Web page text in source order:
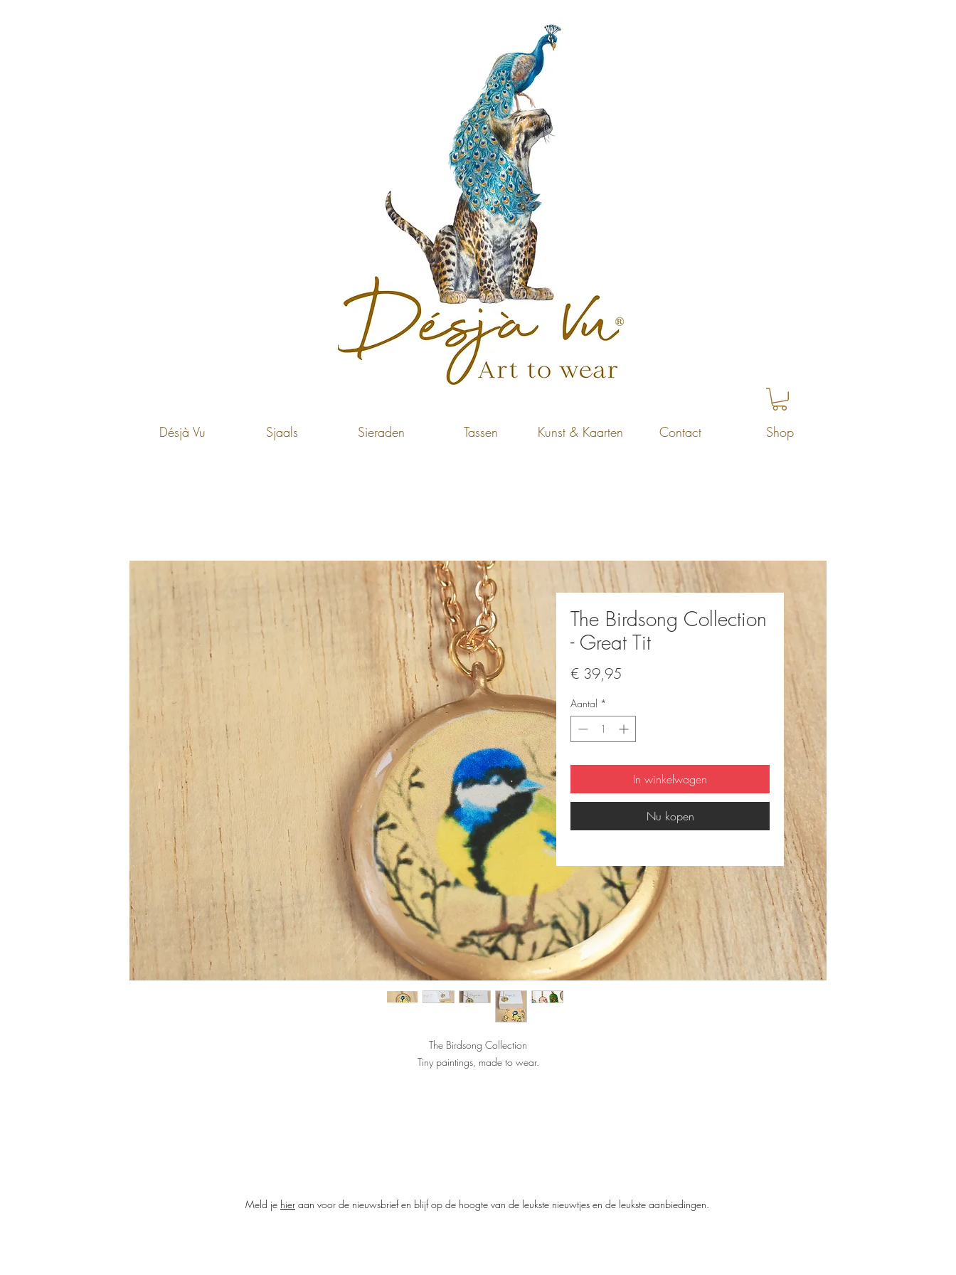
Désjà Vu Sjaals Sieraden Tassen Kunst & Kaarten Contact Shop
The Birdsong Collection
- Great Tit
€ 39,95
Aantal *
In winkelwagen
Nu kopen
The Birdsong Collection
Tiny paintings, made to wear.
Elke ketting is gemaakt van stainless steel en afgewerkt met een bijzondere
keramieken hanger. De hangers worden met de hand gemaakt, waardoor ieder
Meld je hier aan voor de nieuwsbrief en blijf op de hoogte van de leukste nieuwtjes en de leukste aanbiedingen.